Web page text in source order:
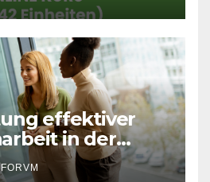
effektiver
in der
FORVM